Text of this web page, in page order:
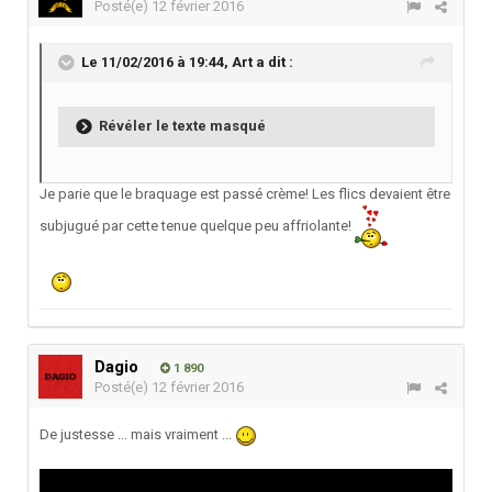
Posté(e) 12 février 2016
Le 11/02/2016 à 19:44, Art a dit :
Révéler le texte masqué
Je parie que le braquage est passé crème! Les flics devaient être
subjugué par cette tenue quelque peu affriolante!
Dagio 1 890
Posté(e) 12 février 2016
De justesse ... mais vraiment ...